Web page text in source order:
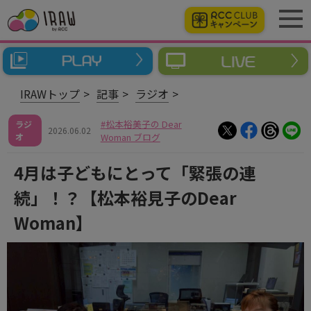
IRAWトップ 記事 ラジオ
ラジ
オ
2026.06.02
松本裕美子の Dear
Woman ブログ
4月は子どもにとって「緊張の連
続」！？【松本裕見子のDear
Woman】